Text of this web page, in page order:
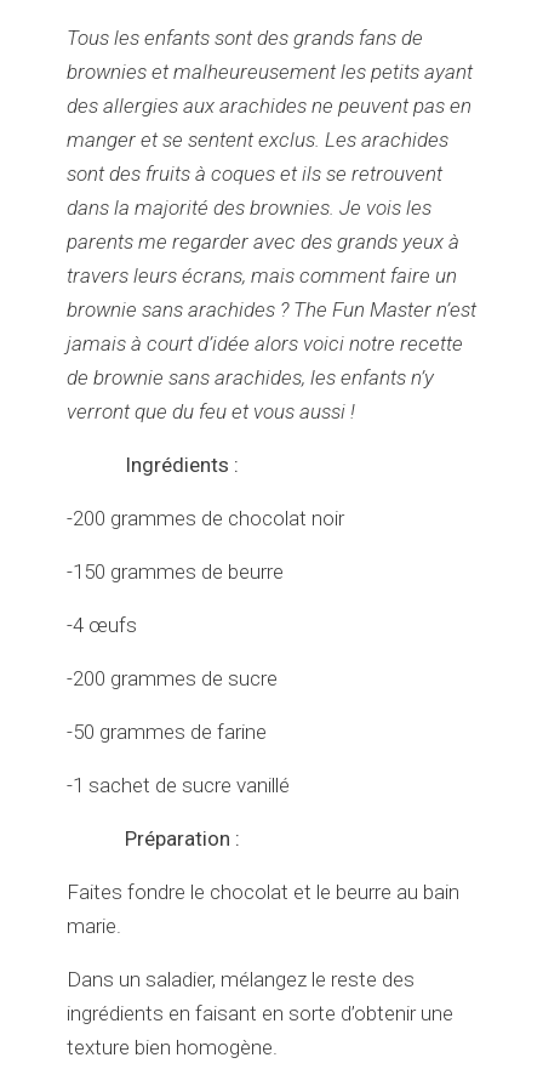
Tous les enfants sont des grands fans de
brownies et malheureusement les petits ayant
des allergies aux arachides ne peuvent pas en
manger et se sentent exclus. Les arachides
sont des fruits à coques et ils se retrouvent
dans la majorité des brownies. Je vois les
parents me regarder avec des grands yeux à
travers leurs écrans, mais comment faire un
brownie sans arachides ? The Fun Master n’est
jamais à court d’idée alors voici notre recette
de brownie sans arachides, les enfants n’y
verront que du feu et vous aussi !
Ingrédients :
-200 grammes de chocolat noir
-150 grammes de beurre
-4 œufs
-200 grammes de sucre
-50 grammes de farine
-1 sachet de sucre vanillé
Préparation :
Faites fondre le chocolat et le beurre au bain
marie.
Dans un saladier, mélangez le reste des
ingrédients en faisant en sorte d’obtenir une
texture bien homogène.